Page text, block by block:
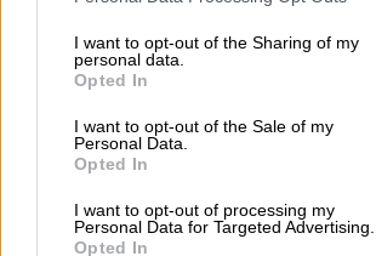
not limited to your visit or usage behaviour.
grant or deny consent to Google and its
use your data for below specified purposes
consent section.
I want to opt-out of the Sharing of my
personal data.
Opted In
I want to opt-out of the Sale of my
Personal Data.
Opted In
I want to opt-out of processing my
Personal Data for Targeted Advertising.
Opted In
Οικονομία|07.09.2025 22:39
Οι κερδισμένοι και οι...
πακέτου της ΔΕΘ -